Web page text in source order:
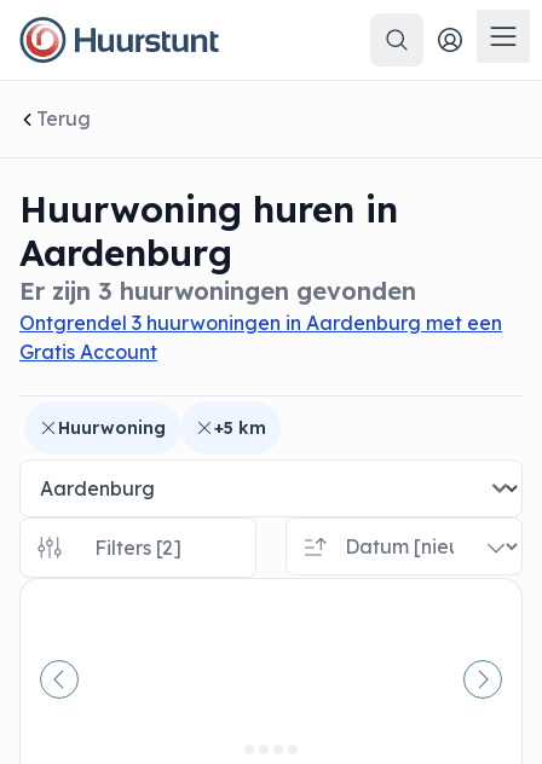
Zoeken
Terug
Huurwoning huren in
Aardenburg
Er zijn 3 huurwoningen gevonden
Ontgrendel 3 huurwoningen in Aardenburg met een
Gratis Account
sluiten
Huurwoning +5 km
Filters [2]
Vorige